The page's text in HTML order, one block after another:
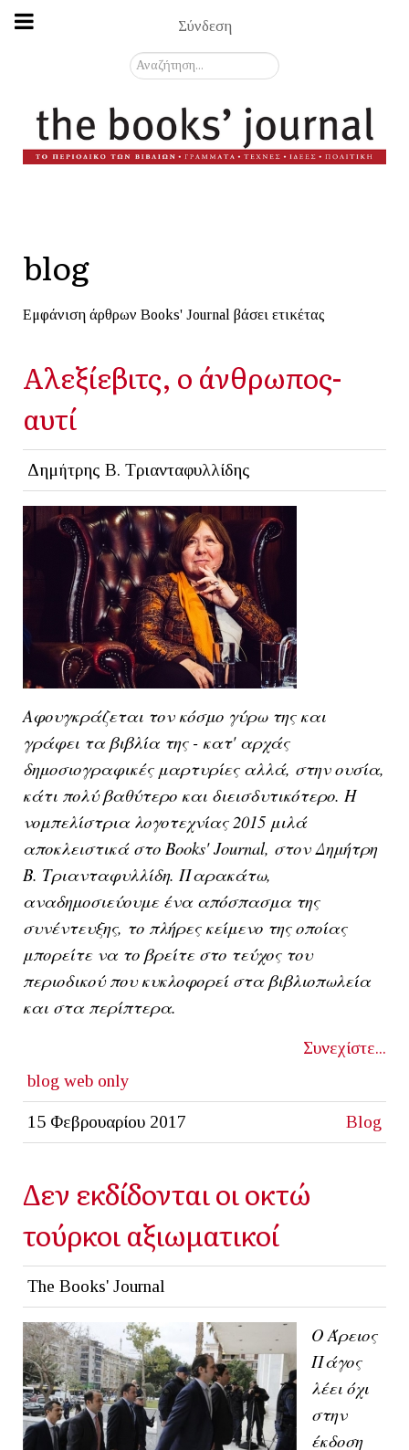
Σύνδεση
Αναζήτηση...
blog
Εμφάνιση άρθρων Books' Journal βάσει ετικέτας
Αλεξίεβιτς, ο άνθρωπος-
αυτί
Δημήτρης Β. Τριανταφυλλίδης
Αφουγκράζεται τον κόσμο γύρω της και
γράφει τα βιβλία της - κατ' αρχάς
δημοσιογραφικές μαρτυρίες αλλά, στην ουσία,
κάτι πολύ βαθύτερο και διεισδυτικότερο. Η
νομπελίστρια λογοτεχνίας 2015 μιλά
αποκλειστικά στο Books' Journal, στον Δημήτρη
Β. Τριανταφυλλίδη. Παρακάτω,
αναδημοσιεύουμε ένα απόσπασμα της
συνέντευξης, το πλήρες κείμενο της οποίας
μπορείτε να το βρείτε στο τεύχος του
περιοδικού που κυκλοφορεί στα βιβλιοπωλεία
και στα περίπτερα.
Συνεχίστε...
blog web only
15 Φεβρουαρίου 2017 Blog
Δεν εκδίδονται οι οκτώ
τούρκοι αξιωματικοί
The Books' Journal
O Άρειος
Πάγος
λέει όχι
στην
έκδοση